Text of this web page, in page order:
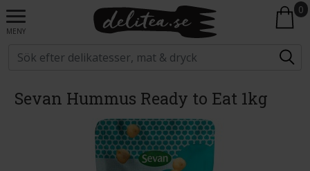
MENY
0
Sevan Hummus Ready to Eat 1kg